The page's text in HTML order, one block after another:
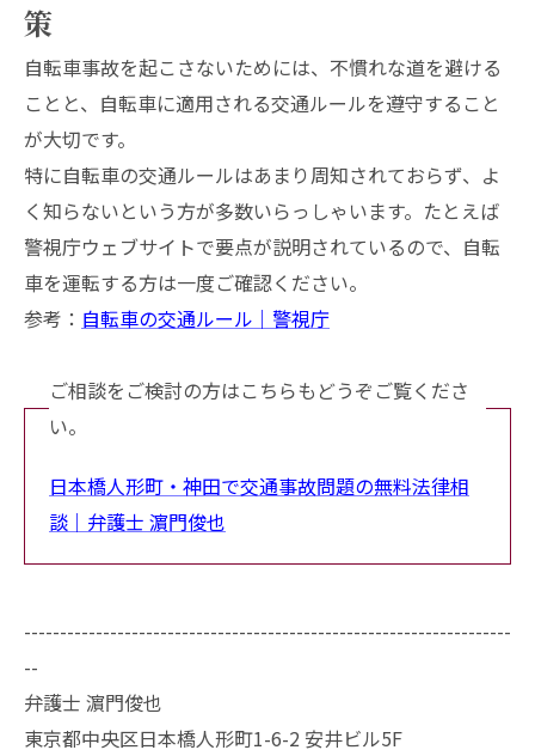
策
自転車事故を起こさないためには、不慣れな道を避ける
ことと、自転車に適用される交通ルールを遵守すること
が大切です。
特に自転車の交通ルールはあまり周知されておらず、よ
く知らないという方が多数いらっしゃいます。たとえば
警視庁ウェブサイトで要点が説明されているので、自転
車を運転する方は一度ご確認ください。
参考： 自転車の交通ルール｜警視庁
ご相談をご検討の方はこちらもどうぞご覧くださ
い。
日本橋人形町・神田で交通事故問題の無料法律相
談｜弁護士 濵門俊也
--------------------------------------------------------------------
--
弁護士 濵門俊也
東京都中央区日本橋人形町1-6-2 安井ビル5F